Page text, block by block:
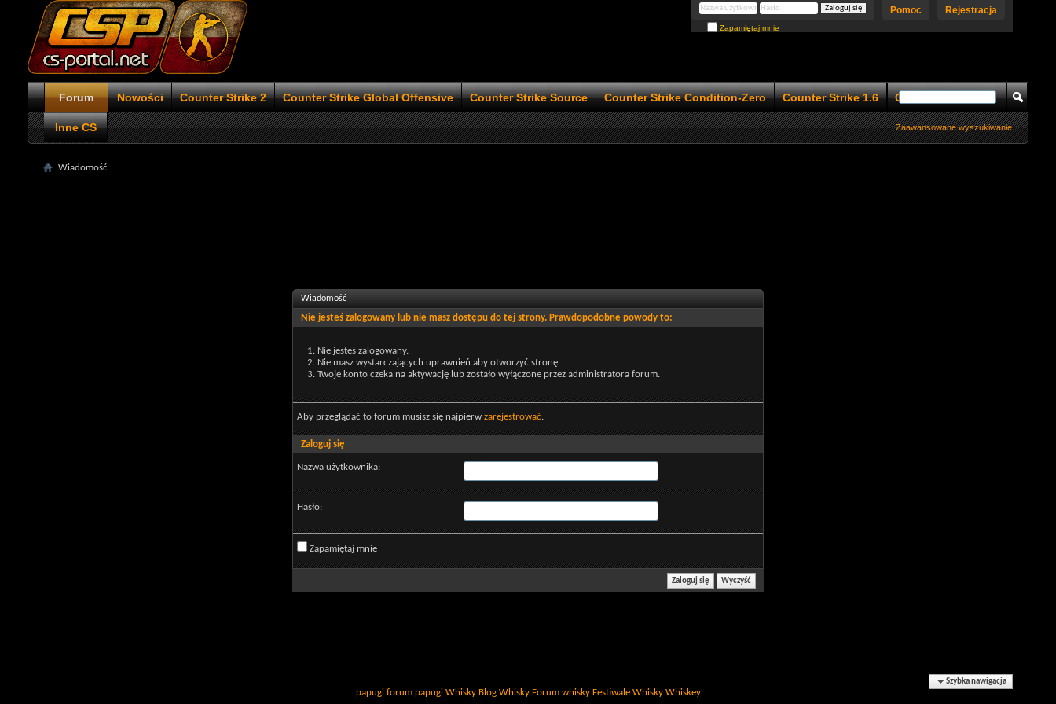
Rejestracja
Pomoc
Zapamiętaj mnie
Forum Nowości Counter Strike 2 Counter Strike Global Offensive Counter Strike Source Counter Strike Condition-Zero Counter Strike 1.6 Counter Strike 1.5
Inne CS Zaawansowane wyszukiwanie
Wiadomość
Wiadomość
Nie jesteś zalogowany lub nie masz dostępu do tej strony. Prawdopodobne powody to:
Nie jesteś zalogowany.
Nie masz wystarczających uprawnień aby otworzyć stronę.
Twoje konto czeka na aktywację lub zostało wyłączone przez administratora forum.
Aby przeglądać to forum musisz się najpierw zarejestrować.
Zaloguj się
Nazwa użytkownika:
Hasło:
Zapamiętaj mnie
Szybka nawigacja
papugi forum papugi Whisky Blog Whisky Forum whisky Festiwale Whisky Whiskey